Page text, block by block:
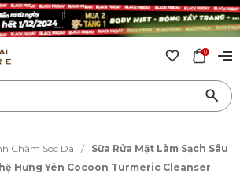
0
Chăm Sóc Da /
Sữa Rửa Mặt Làm Sạch Sâu
Hưng Yên Cocoon Turmeric Cleanser